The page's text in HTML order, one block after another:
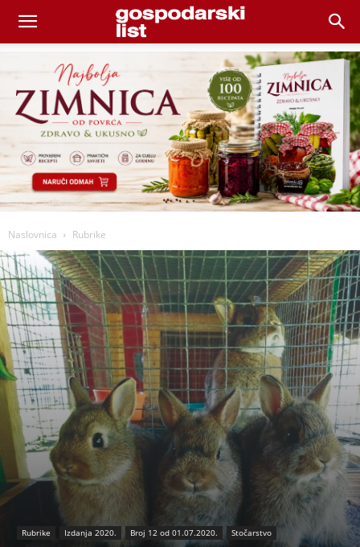
Naslovnica Rubrike
Rubrike Izdanja 2020. Broj 12 od 01.07.2020. Stočarstvo